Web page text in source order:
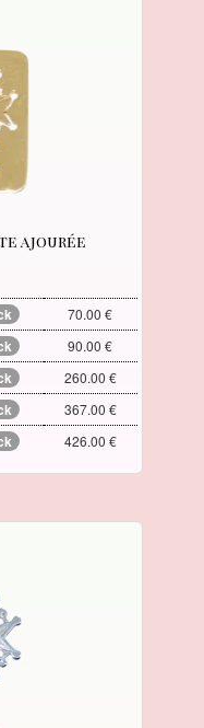
ajourée
70.00 €
90.00 €
260.00 €
367.00 €
426.00 €